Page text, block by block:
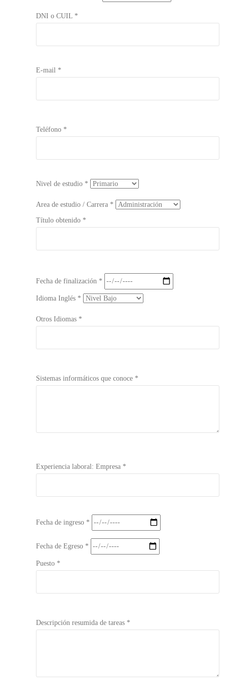
DNI o CUIL *
E-mail *
Teléfono *
Nivel de estudio *
Area de estudio / Carrera *
Título obtenido *
Fecha de finalización *
Idioma Inglés *
Otros Idiomas *
Sistemas informáticos que conoce *
Experiencia laboral: Empresa *
Fecha de ingreso *
Fecha de Egreso *
Puesto *
Descripción resumida de tareas *